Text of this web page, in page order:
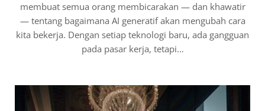
membuat semua orang membicarakan — dan khawatir
— tentang bagaimana AI generatif akan mengubah cara
kita bekerja. Dengan setiap teknologi baru, ada gangguan
pada pasar kerja, tetapi…